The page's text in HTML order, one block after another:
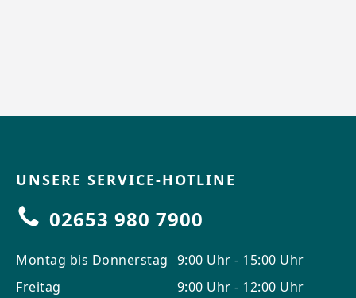
UNSERE SERVICE-HOTLINE
02653 980 7900
Montag bis Donnerstag
Freitag
9:00 Uhr - 15:00 Uhr
9:00 Uhr - 12:00 Uhr